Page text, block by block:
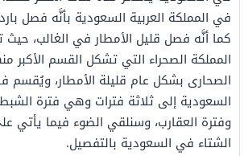
في المملكة العربية السعودية بأنَّه فصل
كما أنَّه فصل قليل الأمطار في الغالب، حيث
المملكة الصحراء التي تشكل القسم الأكبر
الصحارى بشكل عام قليلة الأمطار،
السعودية إلى ثلاثة فترات وهي فترة الشبط
وفترة العقارب، وسنلقي الضوء فيما يأتي
الشتاء في السعودية بالتفصيل.